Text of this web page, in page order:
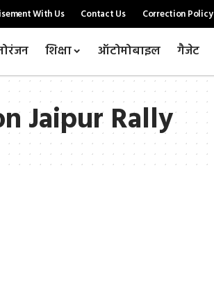
With Us Contact Us Correction Policy
शिक्षा ऑटोमोबाइल गैजेट
Jaipur Rally